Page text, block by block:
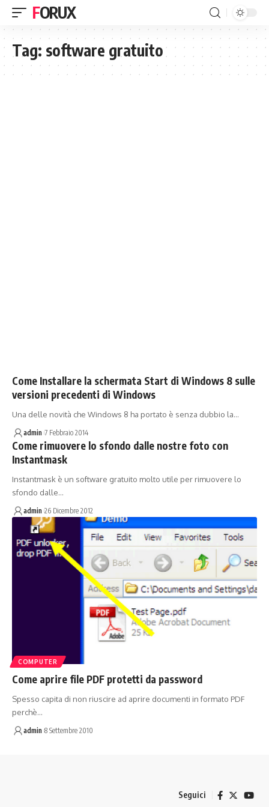
FORUX
Tag: software gratuito
Come Installare la schermata Start di Windows 8 sulle
versioni precedenti di Windows
Una delle novità che Windows 8 ha portato è senza dubbio la…
admin 7 Febbraio 2014
Come rimuovere lo sfondo dalle nostre foto con
Instantmask
Instantmask è un software gratuito molto utile per rimuovere lo
sfondo dalle…
admin 26 Dicembre 2012
COMPUTER
Come aprire file PDF protetti da password
Spesso capita di non riuscire ad aprire documenti in formato PDF
perchè…
admin 8 Settembre 2010
Seguici